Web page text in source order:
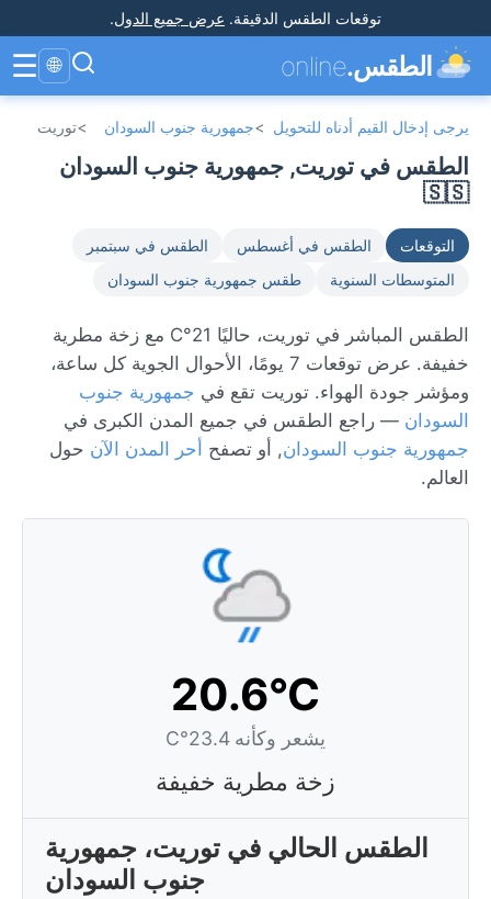
توقعات الطقس الدقيقة. عرض جميع الدول.
الطقس.online
🌐
☰
يرجى إدخال القيم أدناه للتحويل >جمهورية جنوب السودان >توريت
الطقس في توريت, جمهورية جنوب السودان
🇸🇸
التوقعات الطقس في أغسطس
الطقس في سبتمبر
المتوسطات السنوية
طقس جمهورية جنوب السودان
الطقس المباشر في توريت، حاليًا 21°C مع زخة مطرية
خفيفة. عرض توقعات 7 يومًا، الأحوال الجوية كل ساعة،
ومؤشر جودة الهواء. توريت تقع في جمهورية جنوب
السودان — راجع الطقس في جميع المدن الكبرى في
جمهورية جنوب السودان, أو تصفح أحر المدن الآن حول
العالم.
20.6°C
يشعر وكأنه 23.4°C
زخة مطرية خفيفة
الطقس الحالي في توريت، جمهورية
جنوب السودان